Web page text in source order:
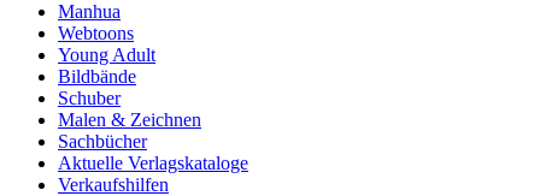
Manhua
Webtoons
Young Adult
Bildbände
Schuber
Malen & Zeichnen
Sachbücher
Aktuelle Verlagskataloge
Verkaufshilfen